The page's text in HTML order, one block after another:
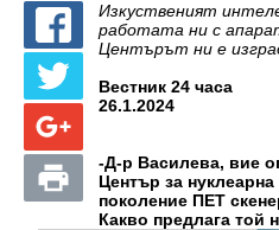
Изкуственият
работата ни с
Центърът ни е
Вестник 24 часа
26.1.2024
-Д-р Василева, вие
Център за
поколение ПЕТ
Какво предлага той